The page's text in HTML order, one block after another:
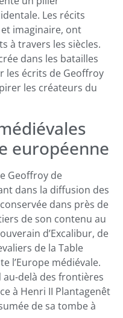
Les récits
imaginaire, ont
à travers les siècles.
dans les batailles
les écrits de Geoffroy
les créateurs du
européenne
Geoffroy de
dans la diffusion des
dans près de
de son contenu au
d’Excalibur, de
de la Table
l’Europe médiévale.
au-delà des frontières
à Henri II Plantagenêt
de sa tombe à